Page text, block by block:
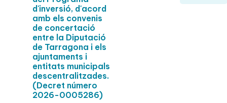
d'inversió, d'acord
amb els convenis
de concertació
entre la Diputació
de Tarragona i els
ajuntaments i
entitats municipals
descentralitzades.
(Decret número
2026-0005286)